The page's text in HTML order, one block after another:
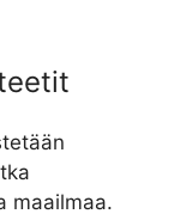
maailmaa.